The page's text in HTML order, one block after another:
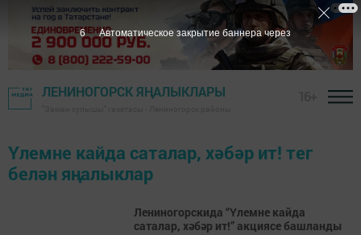
ЛЕНИНОГОРСК ЯҢАЛЫКЛАРЫ
Үлемне кайда саталар, хәбәр ит! тег
белән яңалыклар
Лениногорскида “Үлемне кайда
саталар, хәбәр ит!” акциясе башланды
6 Автоматическое закрытие баннера через